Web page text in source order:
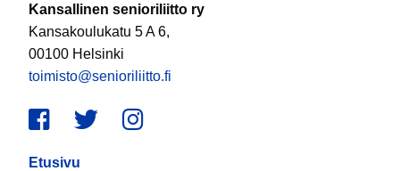
Kansallinen senioriliitto ry
Kansakoulukatu 5 A 6,
00100 Helsinki
toimisto@senioriliitto.fi
Facebook
TwitterInstagram
Etusivu